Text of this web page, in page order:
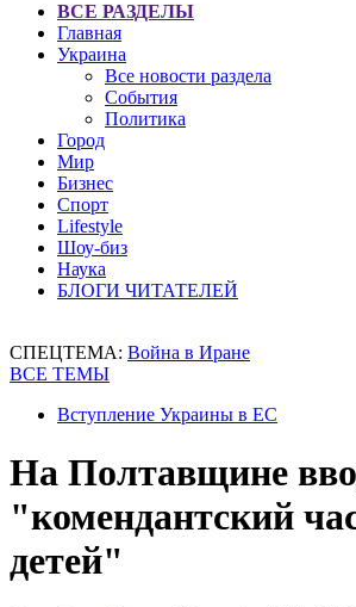
ВСЕ РАЗДЕЛЫ
Главная
Украина
Все новости раздела
События
Политика
Город
Мир
Бизнес
Спорт
Lifestyle
Шоу-биз
Наука
БЛОГИ ЧИТАТЕЛЕЙ
СПЕЦТЕМА: Война в Иране
ВСЕ ТЕМЫ
Вступление Украины в ЕС
На Полтавщине
"комендантский
детей"